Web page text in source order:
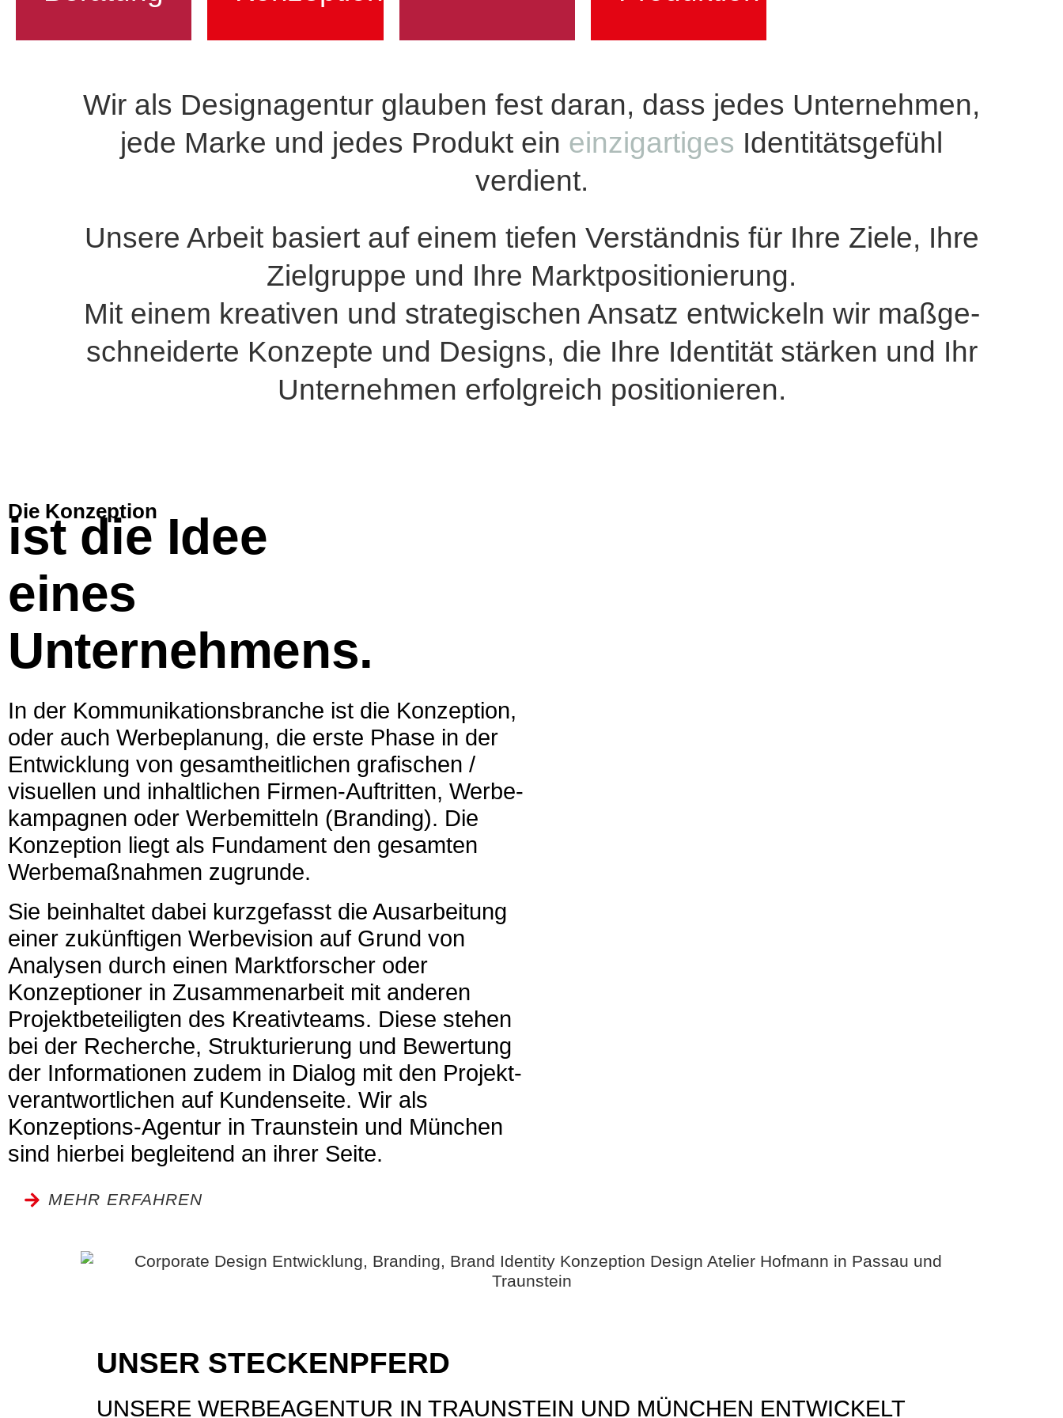
Sie teilen uns
ist niemals von
Wir als Designagentur glauben fest daran, dass jedes Unternehmen,
jede Marke und jedes Produkt ein einzigartiges Identitätsgefühl
verdient.
Unsere Arbeit basiert auf einem tiefen Verständnis für Ihre Ziele, Ihre
Zielgruppe und Ihre Markt­positionierung.
Mit einem kreativen und strategischen Ansatz entwickeln wir maßge­
schnei­derte Konzepte und Designs, die Ihre Identität stärken und Ihr
Unter­nehmen erfolgreich positionieren.
Die Konzeption
ist die Idee
eines
Unter­nehmens.
In der Kommunikations­branche ist die Kon­zep­tion,
oder auch Werbe­planung, die erste Phase in der
Entwick­lung von gesamt­heit­lichen grafischen /
visuellen und inhalt­lichen Firmen-Auftritten, Werbe­
kampagnen oder Werbe­mitteln (Branding). Die
Konzeption liegt als Fundament den gesam­ten
Werbe­maßnahmen zugrunde.
Sie beinhaltet dabei kurzgefasst die Ausarbeitung
einer zukünftigen Werbe­vision auf Grund von
Analysen durch einen Marktforscher oder
Konzeptioner in Zusam­men­arbeit mit anderen
Projektbeteiligten des Kreativteams. Diese stehen
bei der Recherche, Struktu­rie­rung und Bewertung
der Informationen zudem in Dialog mit den Projekt­­
ver­ant­wortlichen auf Kundenseite. Wir als
Konzeptions-Agentur in Traunstein und München
sind hierbei begleitend an ihrer Seite.
MEHR ERFAHREN
UNSER STECKENPFERD
UNSERE WERBEAGENTUR IN TRAUNSTEIN UND MÜNCHEN ENTWICKELT